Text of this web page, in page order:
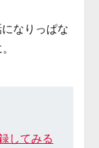
なりっぱな
してみる